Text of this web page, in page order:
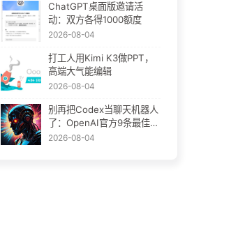
ChatGPT桌面版邀请活
动：双方各得1000额度
2026-08-04
打工人用Kimi K3做PPT，
高端大气能编辑
2026-08-04
别再把Codex当聊天机器人
了：OpenAI官方9条最佳实
践
2026-08-04